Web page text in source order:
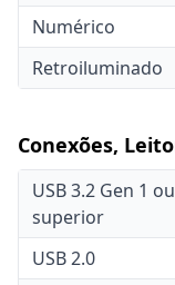
Numérico
Retroiluminado
Conexões,
USB 3.2 Gen 1 ou
superior
USB 2.0